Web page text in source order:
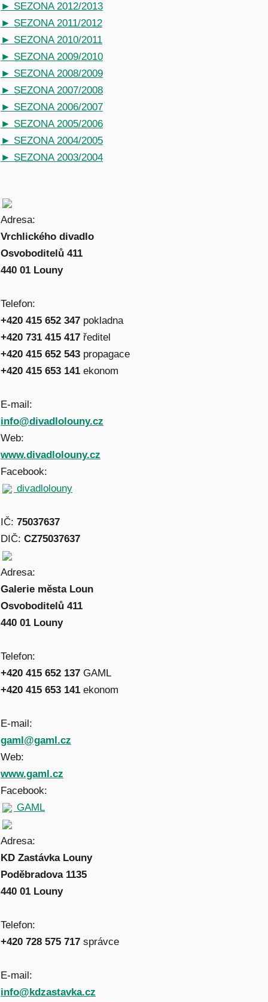
► SEZONA 2012/2013
► SEZONA 2011/2012
► SEZONA 2010/2011
► SEZONA 2009/2010
► SEZONA 2008/2009
► SEZONA 2007/2008
► SEZONA 2006/2007
► SEZONA 2005/2006
► SEZONA 2004/2005
► SEZONA 2003/2004
Adresa:
Vrchlického divadlo
Osvoboditelů 411
440 01 Louny
Telefon:
+420 415 652 347 pokladna
+420 731 415 417 ředitel
+420 415 652 543 propagace
+420 415 653 141 ekonom
E-mail:
info@divadlolouny.cz
Web:
www.divadlolouny.cz
Facebook:
divadlolouny
IČ: 75037637
DIČ: CZ75037637
Adresa:
Galerie města Loun
Osvoboditelů 411
440 01 Louny
Telefon:
+420 415 652 137 GAML
+420 415 653 141 ekonom
E-mail:
gaml@gaml.cz
Web:
www.gaml.cz
Facebook:
GAML
Adresa:
KD Zastávka Louny
Poděbradova 1135
440 01 Louny
Telefon:
+420 728 575 717 správce
E-mail:
info@kdzastavka.cz